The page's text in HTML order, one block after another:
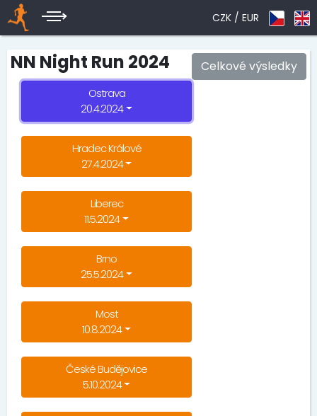
CZK / EUR
Celkové výsledky
NN Night Run 2024
Ostrava
20.4.2024
Hradec Králové
27.4.2024
Liberec
11.5.2024
Brno
25.5.2024
Most
10.8.2024
České Budějovice
5.10.2024